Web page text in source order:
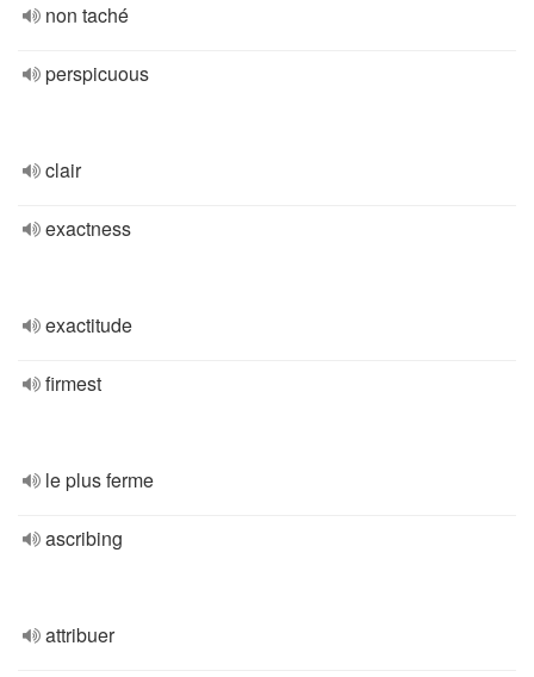
non taché
perspicuous
clair
exactness
exactitude
firmest
le plus ferme
ascribing
attribuer